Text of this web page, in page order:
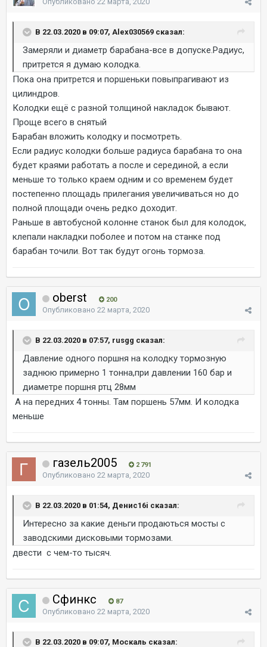
В 22.03.2020 в 09:07, Alex030569 сказал:
Замеряли и диаметр барабана-все в допуске.Радиус,
притрется я думаю колодка.
Пока она притрется и поршеньки повыпрагивают из
цилиндров.
Колодки ещё с разной толщиной накладок бывают.
Проще всего в снятый
Барабан вложить колодку и посмотреть.
Если радиус колодки больше радиуса барабана то она
будет краями работать а после и серединой, а если
меньше то только краем одним и со временем будет
постепенно площадь прилегания увеличиваться но до
полной площади очень редко доходит.
Раньше в автобусной колонне станок был для колодок,
клепали накладки поболее и потом на станке под
барабан точили. Вот так будут огонь тормоза.
oberst 200
Опубликовано 22 марта, 2020
В 22.03.2020 в 07:57, rusgg сказал:
Давление одного поршня на колодку тормозную
заднюю примерно 1 тонна,при давлении 160 бар и
диаметре поршня ртц 28мм
А на передних 4 тонны. Там поршень 57мм. И колодка
меньше
газель2005 2 791
Опубликовано 22 марта, 2020
В 22.03.2020 в 01:54, Денис16i сказал:
Интересно за какие деньги продаються мосты с
заводскими дисковыми тормозами.
двести с чем-то тысяч.
Сфинкс 87
Опубликовано 22 марта, 2020
В 22.03.2020 в 09:07, Москаль сказал: